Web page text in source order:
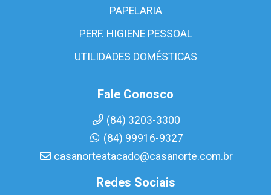
PAPELARIA
PERF. HIGIENE PESSOAL
UTILIDADES DOMÉSTICAS
Fale Conosco
(84) 3203-3300
(84) 99916-9327
casanorteatacado@casanorte.com.br
Redes Sociais